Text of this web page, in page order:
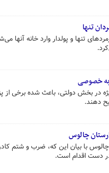
تنها
تنها و پولدار وارد خانه
به خصوصی
در بخش دولتی، باعث شده برخی
دهند.‌
چالوس
چالوس با بیان این که، ضرب و شتم
دست اقدام است.